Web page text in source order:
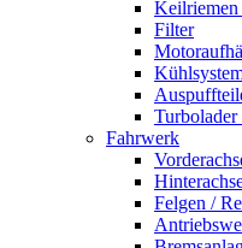
Keilriemen
Filter
Fahrwerk
Felgen /